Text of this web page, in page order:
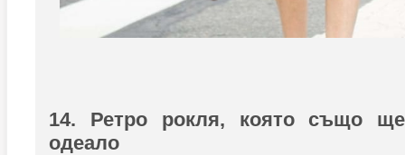
14. Ретро рокля, която също
одеало